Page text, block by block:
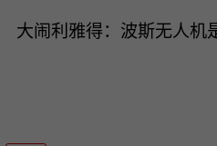
大闹利雅得：波斯无人机